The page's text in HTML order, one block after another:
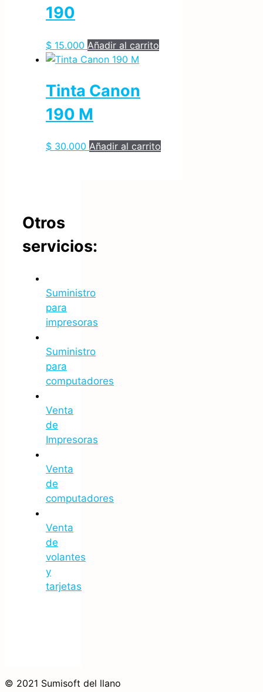
190
$ 15.000 Añadir al carrito
Tinta Canon
190 M
$ 30.000 Añadir al carrito
Otros
servicios:
Suministro
para
impresoras
Suministro
para
computadores
Venta
de
Impresoras
Venta
de
computadores
Venta
de
volantes
y
tarjetas
© 2021 Sumisoft del llano